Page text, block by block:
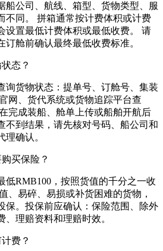
船公司、航线、箱型、货物类型、服
不同。 拼箱通常按计费体积或计费
设置最低计费体积或最低收费。 请
舱前确认最终最低收费标准。
态？
询货物状态：提单号、订舱号、集装
网、货代系统或货物追踪平台查
完成装船、舱单上传或船舶开航后
不到结果，请先核对号码、船公司和
确认。
买保险？
低RMB100，按照货值的千分之一收
、易碎、易损或补货困难的货物，
保。投保前应确认：保险范围、除外
理赔资料和理赔时效。
费？